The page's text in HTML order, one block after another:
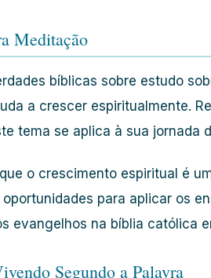
Meditação
bíblicas sobre estudo
a crescer espiritualmente.
tema se aplica à sua jornada
o crescimento espiritual é
para aplicar os
evangelhos na bíblia católica
Segundo a Palavra